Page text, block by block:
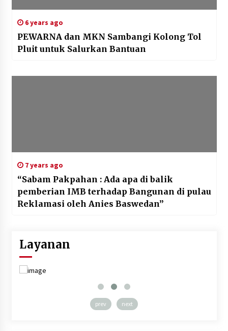
6 years ago
PEWARNA dan MKN Sambangi Kolong Tol
Pluit untuk Salurkan Bantuan
7 years ago
“Sabam Pakpahan : Ada apa di balik
pemberian IMB terhadap Bangunan di pulau
Reklamasi oleh Anies Baswedan”
Layanan
prev next